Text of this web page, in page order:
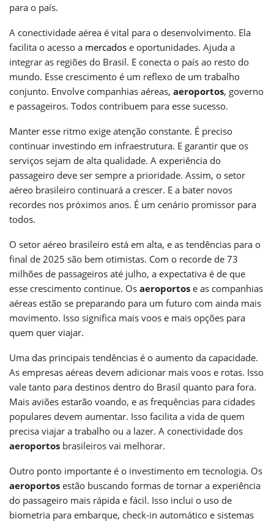
para o país.
A conectividade aérea é vital para o desenvolvimento. Ela
facilita o acesso a mercados e oportunidades. Ajuda a
integrar as regiões do Brasil. E conecta o país ao resto do
mundo. Esse crescimento é um reflexo de um trabalho
conjunto. Envolve companhias aéreas, aeroportos, governo
e passageiros. Todos contribuem para esse sucesso.
Manter esse ritmo exige atenção constante. É preciso
continuar investindo em infraestrutura. E garantir que os
serviços sejam de alta qualidade. A experiência do
passageiro deve ser sempre a prioridade. Assim, o setor
aéreo brasileiro continuará a crescer. E a bater novos
recordes nos próximos anos. É um cenário promissor para
todos.
O setor aéreo brasileiro está em alta, e as tendências para o
final de 2025 são bem otimistas. Com o recorde de 73
milhões de passageiros até julho, a expectativa é de que
esse crescimento continue. Os aeroportos e as companhias
aéreas estão se preparando para um futuro com ainda mais
movimento. Isso significa mais voos e mais opções para
quem quer viajar.
Uma das principais tendências é o aumento da capacidade.
As empresas aéreas devem adicionar mais voos e rotas. Isso
vale tanto para destinos dentro do Brasil quanto para fora.
Mais aviões estarão voando, e as frequências para cidades
populares devem aumentar. Isso facilita a vida de quem
precisa viajar a trabalho ou a lazer. A conectividade dos
aeroportos brasileiros vai melhorar.
Outro ponto importante é o investimento em tecnologia. Os
aeroportos estão buscando formas de tornar a experiência
do passageiro mais rápida e fácil. Isso inclui o uso de
biometria para embarque, check-in automático e sistemas